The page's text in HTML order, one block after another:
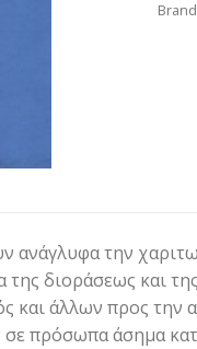
ανάγλυφα την
διοράσεως και
και άλλων προς την
σε πρόσωπα άσημα